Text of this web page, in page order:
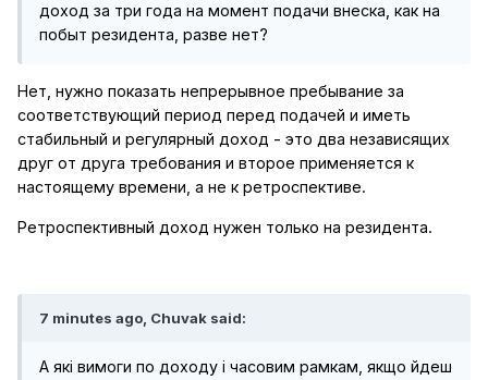
доход за три года на момент подачи внеска, как на
побыт резидента, разве нет?
Нет, нужно показать непрерывное пребывание за
соответствующий период перед подачей и иметь
стабильный и регулярный доход - это два независящих
друг от друга требования и второе применяется к
настоящему времени, а не к ретроспективе.
Ретроспективный доход нужен только на резидента.
7 minutes ago, Chuvak said:
А які вимоги по доходу і часовим рамкам, якщо йдеш